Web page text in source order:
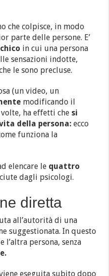
che colpisce, in modo
parte delle persone. E’
in cui una persona
sensazioni indotte,
le sono precluse.
(un video, un
modificando il
ha effetti che si
della persona:ecco
funziona la
elencare le quattro
dagli psicologi.
diretta
all’autorità di una
suggestionata. In questo
l’altra persona, senza
eseguita subito dopo